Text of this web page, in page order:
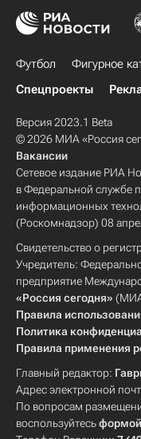
Футбол Фигурное
Спецпроекты
Версия 2023.1 Beta
© 2026 МИА «Россия
Вакансии
Сетевое издание РИА
в Федеральной службе
информационных
(Роскомнадзор) 08
Свидетельство о
Учредитель:
предприятие
«Россия сегодня» (МИА
Правила
Политика
Правила применения
Главный редактор:
Адрес электронной
По вопросам
воспользуйтесьформой